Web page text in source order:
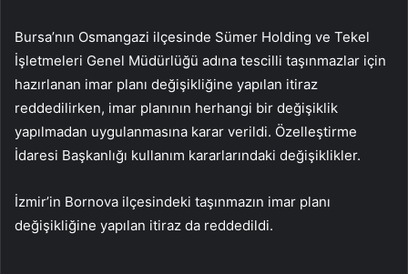
Bursa’nın Osmangazi ilçesinde Sümer Holding ve Tekel
İşletmeleri Genel Müdürlüğü adına tescilli taşınmazlar için
hazırlanan imar planı değişikliğine yapılan itiraz
reddedilirken, imar planının herhangi bir değişiklik
yapılmadan uygulanmasına karar verildi. Özelleştirme
İdaresi Başkanlığı kullanım kararlarındaki değişiklikler.
İzmir’in Bornova ilçesindeki taşınmazın imar planı
değişikliğine yapılan itiraz da reddedildi.